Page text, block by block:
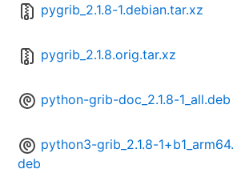
pygrib_2.1.8-1.debian.tar.xz
pygrib_2.1.8.orig.tar.xz
python-grib-doc_2.1.8-1_all.deb
python3-grib_2.1.8-1+b1_arm64.
deb